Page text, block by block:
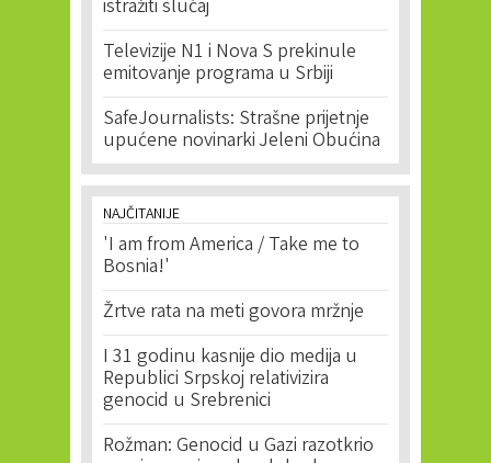
istražiti slučaj
Televizije N1 i Nova S prekinule
emitovanje programa u Srbiji
SafeJournalists: Strašne prijetnje
upućene novinarki Jeleni Obućina
NAJČITANIJE
'I am from America / Take me to
Bosnia!'
Žrtve rata na meti govora mržnje
I 31 godinu kasnije dio medija u
Republici Srpskoj relativizira
genocid u Srebrenici
Rožman: Genocid u Gazi razotkrio